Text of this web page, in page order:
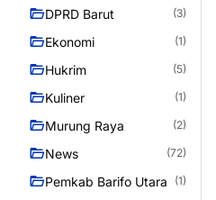
DPRD Barut (3)
Ekonomi (1)
Hukrim (5)
Kuliner (1)
Murung Raya (2)
News (72)
Pemkab Barifo Utara (1)